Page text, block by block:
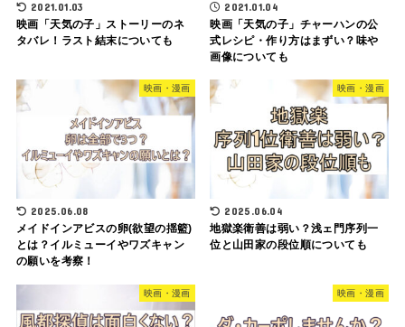
2021.01.03
映画「天気の子」ストーリーのネ
タバレ！ラスト結末についても
2021.01.04
映画「天気の子」チャーハンの公
式レシピ・作り方はまずい？味や
画像についても
映画・漫画
2025.06.08
メイドインアビスの卵(欲望の揺籃)
とは？イルミューイやワズキャン
の願いを考察！
映画・漫画
2025.06.04
地獄楽衛善は弱い？浅ェ門序列一
位と山田家の段位順についても
映画・漫画 映画・漫画